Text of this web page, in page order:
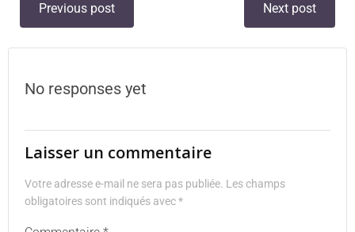
Previous post Next post
No responses yet
Laisser un commentaire
Votre adresse e-mail ne sera pas publiée. Les champs
obligatoires sont indiqués avec*